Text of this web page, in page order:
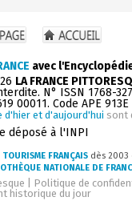
avec
LA FRANCE
N° ISSN 1768-
00011. Code APE 913E
d'hier et d'aujourd'hui sont
déposé à l'INPI
FRANÇAIS dès
NATIONALE DE
Politique de
historique du jour